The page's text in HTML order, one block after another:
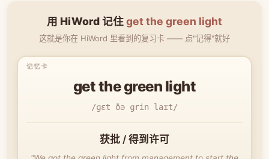
用 HiWord 记住get the green light
这就是你在 HiWord 里看到的复习卡 —— 点"记得"就好
get the green light
/ɡɛt ðə ɡrin laɪt/
获批 / 得到许可